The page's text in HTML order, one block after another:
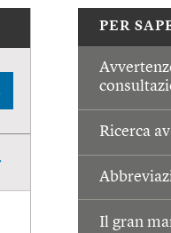
PER
Ricerca
Il gran